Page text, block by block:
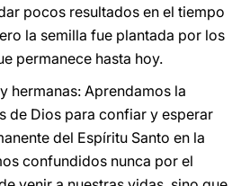
pocos resultados en el tiempo
la semilla fue plantada por los
permanece hasta hoy.
hermanas: Aprendamos la
de Dios para confiar y esperar
del Espíritu Santo en la
confundidos nunca por el